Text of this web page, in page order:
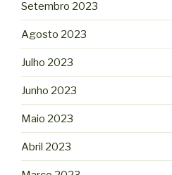
Setembro 2023
Agosto 2023
Julho 2023
Junho 2023
Maio 2023
Abril 2023